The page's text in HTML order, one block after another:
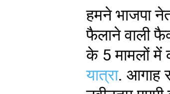
हमने भाजपा
फैलाने वाली
के 5 मामलों में
यात्रा. आगाह